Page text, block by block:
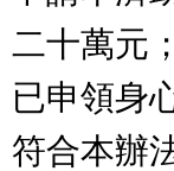
二十萬元
已申領身
符合本辦